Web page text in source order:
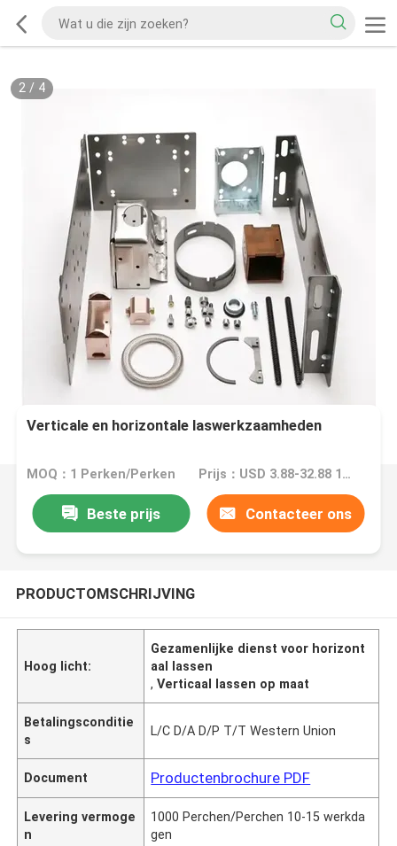
2/ 4
Verticale en horizontale laswerkzaamheden
MOQ：1 Perken/Perken Prijs：USD 3.88-32.88 1 Perch/Perches
Beste prijs Contacteer ons
PRODUCTOMSCHRIJVING
Hoog licht:
Gezamenlijke dienst voor horizont
aal lassen
,Verticaal lassen op maat
Betalingsconditie
s
L/C D/A D/P T/T Western Union
Document Productenbrochure PDF
Levering vermoge
n
1000 Perchen/Perchen 10-15 werkda
gen